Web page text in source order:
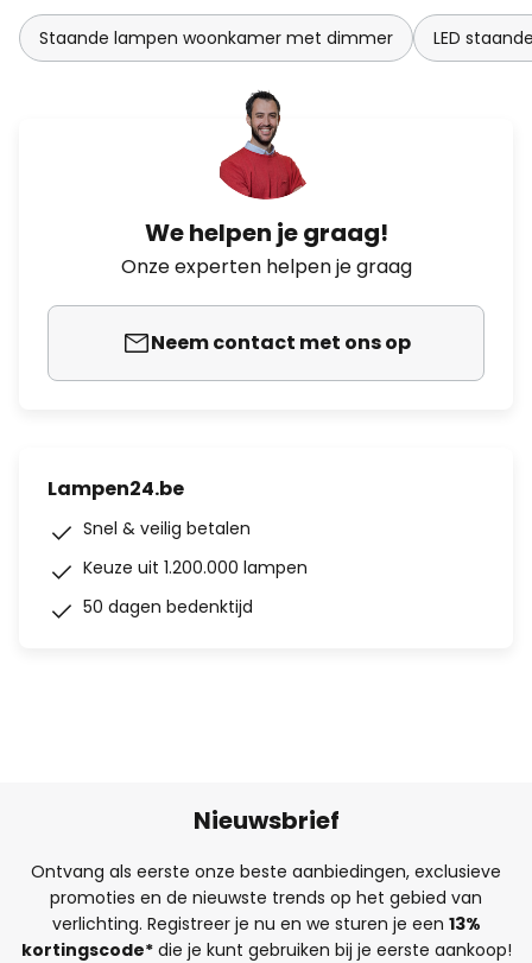
Staande lampen woonkamer met dimmer LED
We helpen je graag!
Onze experten helpen je graag
Neem contact met ons op
Lampen24.be
Snel & veilig betalen
Keuze uit 1.200.000 lampen
50 dagen bedenktijd
Nieuwsbrief
Ontvang als eerste onze beste aanbiedingen, exclusieve
promoties en de nieuwste trends op het gebied van
verlichting. Registreer je nu en we sturen je een 13%
kortingscode*die je kunt gebruiken bij je eerste aankoop!